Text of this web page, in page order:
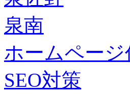
泉南
ホームページ
SEO対策